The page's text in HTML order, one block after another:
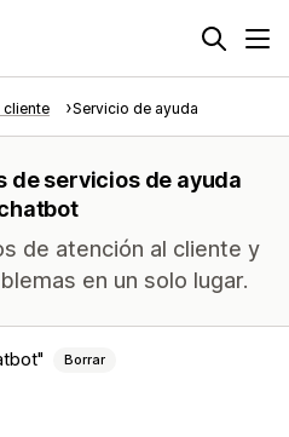
cliente Servicio de ayuda
de servicios de ayuda
de atención al cliente y
en un solo lugar.
Borrar